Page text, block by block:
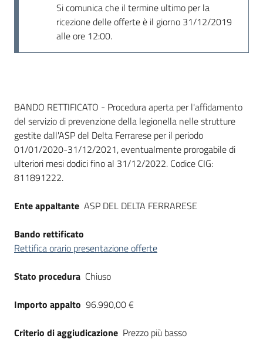
Si comunica che il termine ultimo per la
ricezione delle offerte è il giorno 31/12/2019
alle ore 12:00.
Dati del bando
BANDO RETTIFICATO - Procedura aperta per l'affidamento
del servizio di prevenzione della legionella nelle strutture
gestite dall'ASP del Delta Ferrarese per il periodo
01/01/2020-31/12/2021, eventualmente prorogabile di
ulteriori mesi dodici fino al 31/12/2022. Codice CIG:
811891222.
Ente appaltante ASP DEL DELTA FERRARESE
Bando rettificato
Rettifica orario presentazione offerte
Stato procedura Chiuso
Importo appalto 96.990,00 €
Criterio di aggiudicazione Prezzo più basso